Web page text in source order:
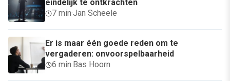
eindelijk te ontkrachten
7 min·Jan Scheele
Er is maar één goede reden om te
vergaderen: onvoorspelbaarheid
6 min· Bas Hoorn